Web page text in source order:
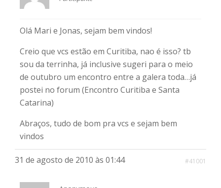
Olá Mari e Jonas, sejam bem vindos!
Creio que vcs estão em Curitiba, nao é isso? tb
sou da terrinha, já inclusive sugeri para o meio
de outubro um encontro entre a galera toda…já
postei no forum (Encontro Curitiba e Santa
Catarina)
Abraços, tudo de bom pra vcs e sejam bem
vindos
31 de agosto de 2010 às 01:44 #41001